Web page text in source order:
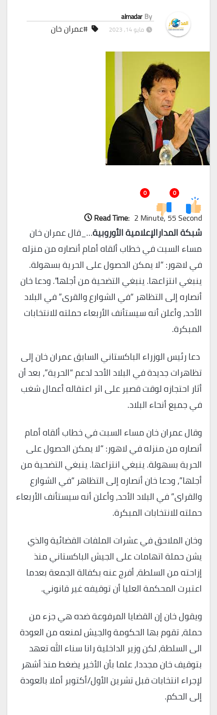
By
almadar
مايو 14, 2023 #عمران خان
0
0
Read Time: 2 Minute, 55 Second
شبكة المدارالإعلامية الأوروبية…_قال عمران خان
مساء السبت في خطاب ألقاه أمام أنصاره من منزله
في لاهور: “لا يمكن الحصول على الحرية بسهولة.
ينبغي انتزاعها. ينبغي التضحية من أجلها”. ودعا خان
أنصاره إلى التظاهر “في الشوارع والقرى” في البلاد
الأحد، وأعلن أنه سيستأنف الأربعاء حملته للانتخابات
المبكرة.
دعا رئيس الوزراء الباكستاني السابق عمران خان إلى
تظاهرات جديدة في البلاد الأحد لدعم “الحرية”، بعد أن
أثار احتجازه لوقت قصير على اثر اعتقاله أعمال شغب
في جميع أنحاء البلاد.
وقال عمران خان مساء السبت في خطاب ألقاه أمام
أنصاره من منزله في لاهور: “لا يمكن الحصول على
الحرية بسهولة. ينبغي انتزاعها. ينبغي التضحية من
أجلها”، ودعا خان أنصاره إلى التظاهر “في الشوارع
والقراى” في البلاد الأحد، وأعلن أنه سيستأنف الأربعاء
حملته للانتخابات المبكرة.
وخان الملاحق في عشرات الملفات القضائية والذي
يشن حملة اتهامات على الجيش الباكستاني منذ
إزاحته من السلطة، أفرج عنه بكفالة الجمعة بعدما
اعتبرت المحكمة العليا أن توقيفه غير قانوني.
ويقول خان إن القضايا المرفوعة ضده هي جزء من
حملة، تقوم بها الحكومة والجيش لمنعه من العودة
الى السلطة، لكن وزير الداخلية رانا سناء الله تعهد
بتوقيف خان مجددا، علما بأن الأخير يضغط منذ أشهر
لإجراء انتخابات قبل تشرين الأول/أكتوبر أملا بالعودة
إلى الحكم.